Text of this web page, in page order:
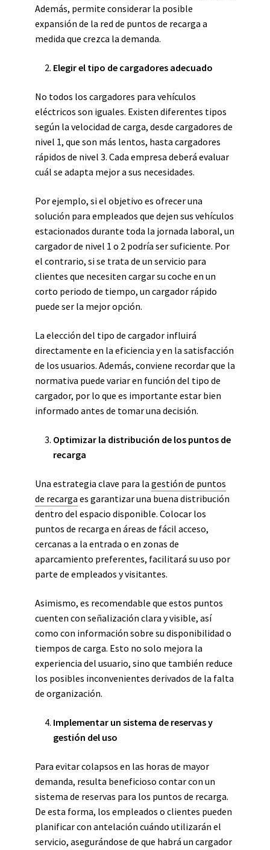
Además, permite considerar la posible
expansión de la red de puntos de recarga a
medida que crezca la demanda.
Elegir el tipo de cargadores adecuado
No todos los cargadores para vehículos
eléctricos son iguales. Existen diferentes tipos
según la velocidad de carga, desde cargadores de
nivel 1, que son más lentos, hasta cargadores
rápidos de nivel 3. Cada empresa deberá evaluar
cuál se adapta mejor a sus necesidades.
Por ejemplo, si el objetivo es ofrecer una
solución para empleados que dejen sus vehículos
estacionados durante toda la jornada laboral, un
cargador de nivel 1 o 2 podría ser suficiente. Por
el contrario, si se trata de un servicio para
clientes que necesiten cargar su coche en un
corto periodo de tiempo, un cargador rápido
puede ser la mejor opción.
La elección del tipo de cargador influirá
directamente en la eficiencia y en la satisfacción
de los usuarios. Además, conviene recordar que la
normativa puede variar en función del tipo de
cargador, por lo que es importante estar bien
informado antes de tomar una decisión.
Optimizar la distribución de los puntos de
recarga
Una estrategia clave para la gestión de puntos
de recarga es garantizar una buena distribución
dentro del espacio disponible. Colocar los
puntos de recarga en áreas de fácil acceso,
cercanas a la entrada o en zonas de
aparcamiento preferentes, facilitará su uso por
parte de empleados y visitantes.
Asimismo, es recomendable que estos puntos
cuenten con señalización clara y visible, así
como con información sobre su disponibilidad o
tiempos de carga. Esto no solo mejora la
experiencia del usuario, sino que también reduce
los posibles inconvenientes derivados de la falta
de organización.
Implementar un sistema de reservas y
gestión del uso
Para evitar colapsos en las horas de mayor
demanda, resulta beneficioso contar con un
sistema de reservas para los puntos de recarga.
De esta forma, los empleados o clientes pueden
planificar con antelación cuándo utilizarán el
servicio, asegurándose de que habrá un cargador